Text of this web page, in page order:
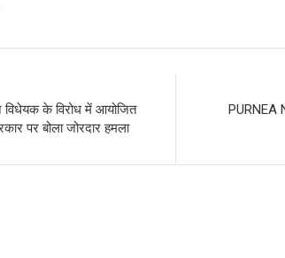
के विरोध में आयोजित
पर बोला जोरदार हमला
PURNEA